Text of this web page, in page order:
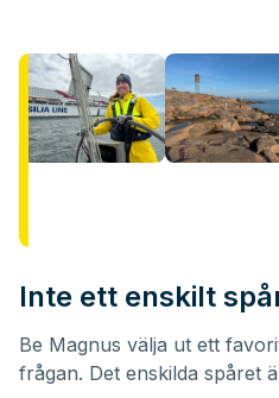
Inte ett enskilt
Be Magnus välja ut ett
frågan. Det enskilda spåret